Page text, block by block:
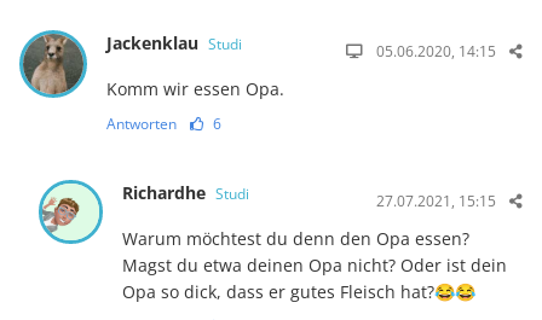
Jackenklau Studi 05.06.2020, 14:15
Komm wir essen Opa.
Antworten 6
Richardhe Studi 27.07.2021, 15:15
Warum möchtest du denn den Opa essen?
Magst du etwa deinen Opa nicht? Oder ist dein
Opa so dick, dass er gutes Fleisch hat?😂😂